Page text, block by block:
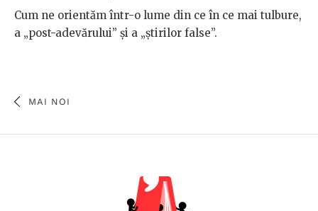
Cum ne orientăm într-o lume din ce în ce mai tulbure,
a „post-adevărului” și a „știrilor false”.
MAI NOI